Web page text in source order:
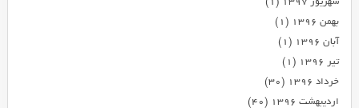
بهمن ۱۳۹۶
(۱)
آبان ۱۳۹۶
(۱)
تیر ۱۳۹۶
(۱)
خرداد ۱۳۹۶
(۳۰)
اردیبهشت ۱۳۹۶
(۴۰)